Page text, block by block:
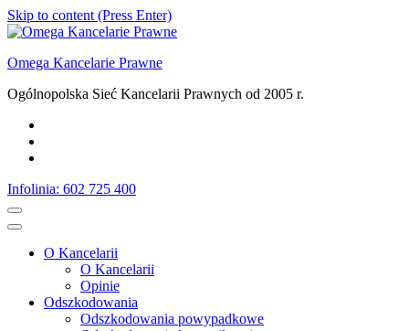
Skip to content (Press Enter)
Omega Kancelarie Prawne
Ogólnopolska Sieć Kancelarii Prawnych od 2005 r.
Infolinia: 602 725 400
O Kancelarii
O Kancelarii
Opinie
Odszkodowania
Odszkodowania powypadkowe